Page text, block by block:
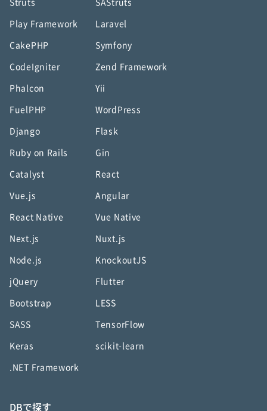
Struts SAStruts
Play Framework Laravel
CakePHP Symfony
CodeIgniter Zend Framework
Phalcon Yii
FuelPHP WordPress
Django Flask
Ruby on Rails Gin
Catalyst React
Vue.js Angular
React Native Vue Native
Next.js Nuxt.js
Node.js KnockoutJS
jQuery Flutter
Bootstrap LESS
SASS TensorFlow
Keras scikit-learn
.NET Framework
DBで探す